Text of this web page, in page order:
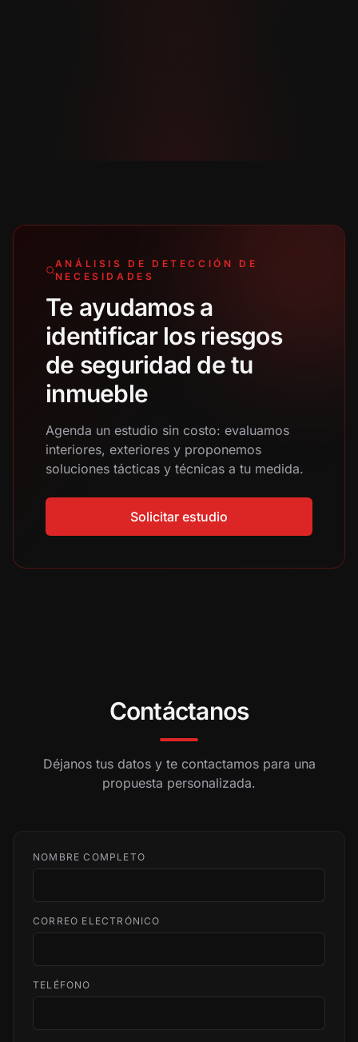
ANÁLISIS DE DETECCIÓN DE
NECESIDADES
Te ayudamos a
identificar los riesgos
de seguridad de tu
inmueble
Agenda un estudio sin costo: evaluamos
interiores, exteriores y proponemos
soluciones tácticas y técnicas a tu medida.
Solicitar estudio
Contáctanos
Déjanos tus datos y te contactamos para una
propuesta personalizada.
NOMBRE COMPLETO
CORREO ELECTRÓNICO
TELÉFONO